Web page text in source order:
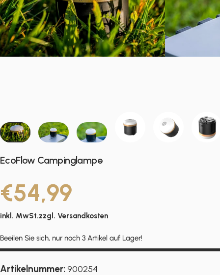
EcoFlow Campinglampe
€54,99
inkl. MwSt.zzgl. Versandkosten
Beeilen Sie sich, nur noch 3 Artikel auf Lager!
Artikelnummer:900254